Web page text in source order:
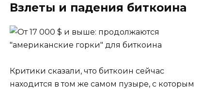
Взлеты и падения биткоина
Критики сказали, что биткоин сейчас
находится в том же самом пузыре, с которым